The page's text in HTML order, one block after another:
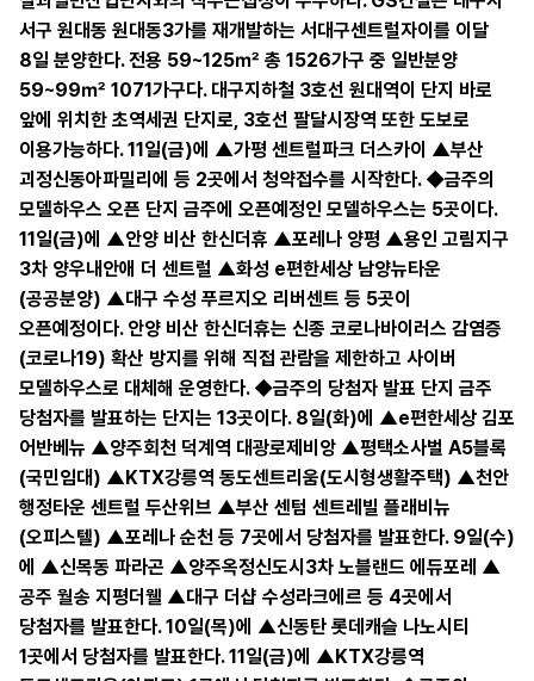
서구 원대동 원대동3가를 재개발하는 서대구센트럴자이를 이달
8일 분양한다. 전용 59~125㎡ 총 1526가구 중 일반분양
59~99㎡ 1071가구다. 대구지하철 3호선 원대역이 단지 바로
앞에 위치한 초역세권 단지로, 3호선 팔달시장역 또한 도보로
이용가능하다. 11일(금)에 ▲가평 센트럴파크 더스카이 ▲부산
괴정신동아파밀리에 등 2곳에서 청약접수를 시작한다. ◆금주의
모델하우스 오픈 단지 금주에 오픈예정인 모델하우스는 5곳이다.
11일(금)에 ▲안양 비산 한신더휴 ▲포레나 양평 ▲용인 고림지구
3차 양우내안애 더 센트럴 ▲화성 e편한세상 남양뉴타운
(공공분양) ▲대구 수성 푸르지오 리버센트 등 5곳이
오픈예정이다. 안양 비산 한신더휴는 신종 코로나바이러스 감염증
(코로나19) 확산 방지를 위해 직접 관람을 제한하고 사이버
모델하우스로 대체해 운영한다. ◆금주의 당첨자 발표 단지 금주
당첨자를 발표하는 단지는 13곳이다. 8일(화)에 ▲e편한세상 김포
어반베뉴 ▲양주회천 덕계역 대광로제비앙 ▲평택소사벌 A5블록
(국민임대) ▲KTX강릉역 동도센트리움(도시형생활주택) ▲천안
행정타운 센트럴 두산위브 ▲부산 센텀 센트레빌 플래비뉴
(오피스텔) ▲포레나 순천 등 7곳에서 당첨자를 발표한다. 9일(수)
에 ▲신목동 파라곤 ▲양주옥정신도시3차 노블랜드 에듀포레 ▲
공주 월송 지평더웰 ▲대구 더샵 수성라크에르 등 4곳에서
당첨자를 발표한다. 10일(목)에 ▲신동탄 롯데캐슬 나노시티
1곳에서 당첨자를 발표한다. 11일(금)에 ▲KTX강릉역